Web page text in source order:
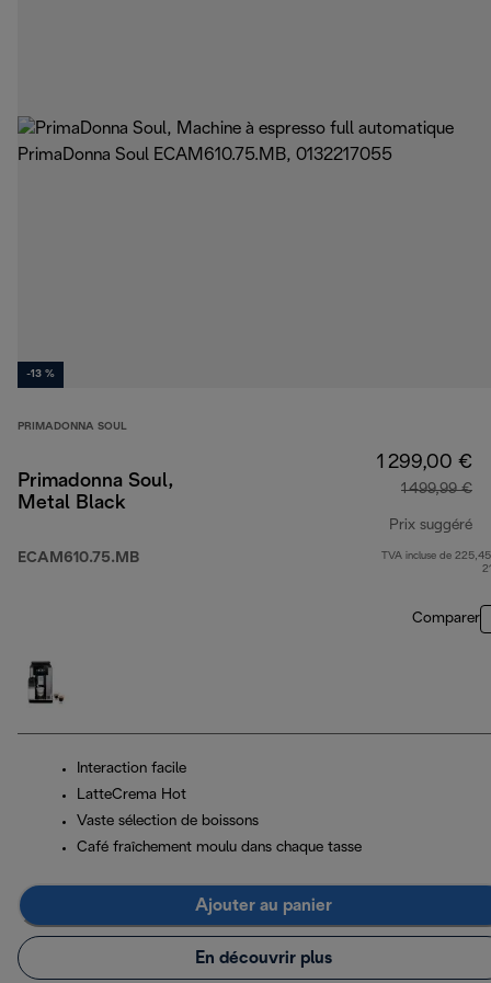
-13 %
PRIMADONNA SOUL
Primadonna Soul,
Metal Black
ECAM610.75.MB
1 299,00 €
1 499,99 €
Prix suggéré
TVA incluse de
Comparer
Interaction facile
LatteCrema Hot
Vaste sélection de boissons
Café fraîchement moulu dans chaque tasse
Ajouter au panier
En découvrir plus